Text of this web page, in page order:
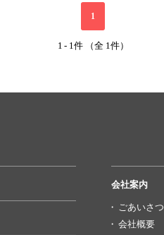
1
1 - 1件 （全 1件）
会社案内
ごあいさつ
会社概要